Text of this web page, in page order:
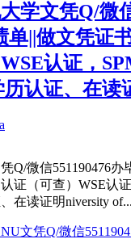
学文凭Q/微
单||做文凭证
认证，
认证、在读
Q/微信551190476办
证（可查）WSE认证
在读证明niversity of...